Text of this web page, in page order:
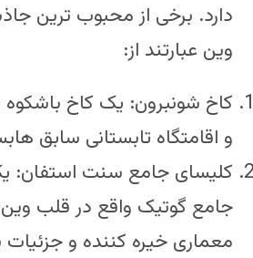
دارد. برخی از محبوب ترین
وین عبارتند از:
کاخ شونبرون: یک کاخ
و اقامتگاه تابستانی سابق
کلیسای جامع سنت استفان:
جامع گوتیک واقع در قلب
معماری خیره کننده و